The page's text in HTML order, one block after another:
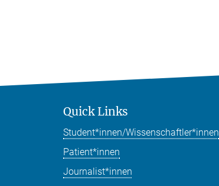
Quick Links
Student*innen/Wissenschaftler*innen
Patient*innen
Journalist*innen